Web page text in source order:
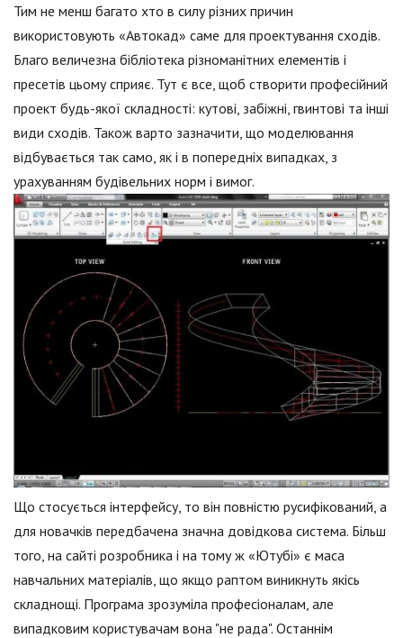
Тим не менш багато хто в силу різних причин
використовують «Автокад» саме для проектування сходів.
Благо величезна бібліотека різноманітних елементів і
пресетів цьому сприяє. Тут є все, щоб створити професійний
проект будь-якої складності: кутові, забіжні, гвинтові та інші
види сходів. Також варто зазначити, що моделювання
відбувається так само, як і в попередніх випадках, з
урахуванням будівельних норм і вимог.
Що стосується інтерфейсу, то він повністю русифікований, а
для новачків передбачена значна довідкова система. Більш
того, на сайті розробника і на тому ж «Ютубі» є маса
навчальних матеріалів, що якщо раптом виникнуть якісь
складнощі. Програма зрозуміла професіоналам, але
випадковим користувачам вона "не рада". Останнім